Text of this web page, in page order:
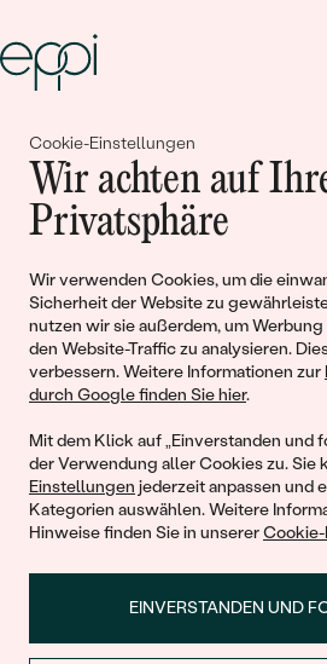
Cookie-Einstellungen
Wir achten auf
Privatsphäre
Wir verwenden Cookies, um die
Sicherheit der Website zu
nutzen wir sie außerdem, um
den Website-Traffic zu analysieren.
verbessern. Weitere Informationen zur
durch Google finden Sie hier.
Mit dem Klick auf „Einverstanden und
der Verwendung aller Cookies zu. Sie
Einstellungen jederzeit anpassen und
Kategorien auswählen. Weitere
Hinweise finden Sie in unserer
EINVERSTANDEN UND
Gemeinsam
Geschichten von
Liebe
Begleiten Sie uns!
© 2011 - 2026, Eppi.de